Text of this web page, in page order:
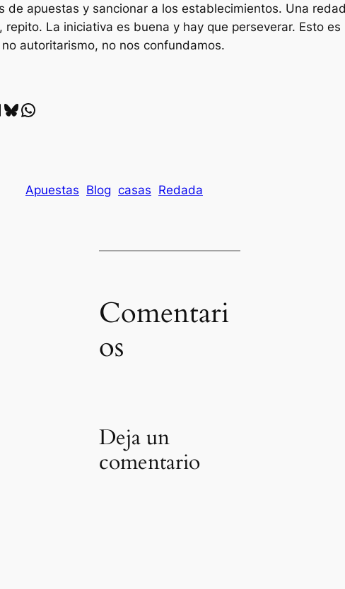
de apuestas y sancionar a los establecimientos. Una
repito. La iniciativa es buena y hay que perseverar. Esto es
autoritarismo, no nos confundamos.
Bluesky Whatsapp
Apuestas Blog casas Redada
Comentari
os
Deja un
comentario